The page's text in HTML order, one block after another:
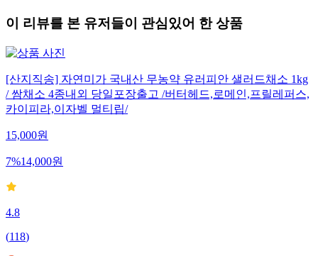
이 리뷰를 본 유저들이 관심있어 한 상품
[산지직송] 자연미가 국내산 무농약 유러피안 샐러드채소 1kg
/ 쌈채소 4종내외 당일포장출고 /버터헤드,로메인,프릴레퍼스,
카이피라,이자벨 멀티립/
15,000원
7%14,000원
4.8
(118)